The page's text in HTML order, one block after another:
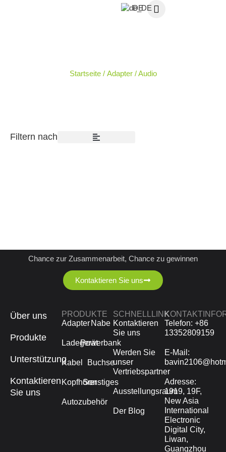
DE
Startseite/ Adapter/ Audio
Filtern nach
Chance zur Zusammenarbeit, Chance zu gewinnen
Kontaktieren Sie uns
Über uns
Produkte
Unterstützung
Kontaktieren
Sie uns
PRODUKTE
Adapter
Ladegerät
Kabel
Kopfhörer
Autozubehör
Nabe
Powerbank
Buchse
Sonstiges
SCHNELLLINK
Kontaktieren
Sie uns
Werden Sie
unser
Vertriebspartner
Ausstellungsraum
Der Blog
Telefon: +86
13352809159
E-Mail:
Adresse:
1919, 19F,
New Asia
International
Electronic
Digital City,
Liwan,
Guangzhou